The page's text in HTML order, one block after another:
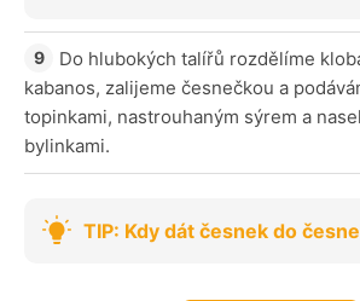
Do hlubokých talířů rozdělíme
kabanos, zalijeme česnečkou a
topinkami, nastrouhaným sýrem a
bylinkami.
TIP: Kdy dát česnek do